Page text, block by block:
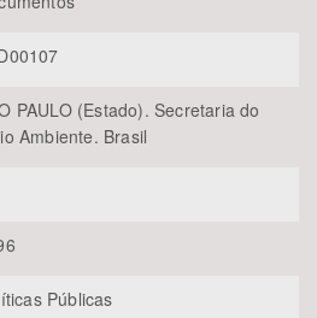
PAULO (Estado). Secretaria do
Ambiente. Brasil
Públicas